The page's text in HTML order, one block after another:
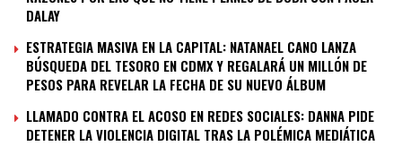
DALAY
ESTRATEGIA MASIVA EN LA CAPITAL: NATANAEL CANO LANZA
BÚSQUEDA DEL TESORO EN CDMX Y REGALARÁ UN MILLÓN DE
PESOS PARA REVELAR LA FECHA DE SU NUEVO ÁLBUM
LLAMADO CONTRA EL ACOSO EN REDES SOCIALES: DANNA PIDE
DETENER LA VIOLENCIA DIGITAL TRAS LA POLÉMICA MEDIÁTICA